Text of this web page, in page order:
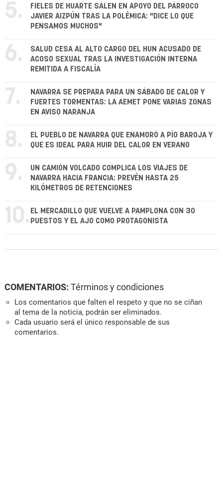
5.
FIELES DE HUARTE SALEN EN APOYO DEL PÁRROCO
JAVIER AIZPÚN TRAS LA POLÉMICA: "DICE LO QUE
PENSAMOS MUCHOS"
6.
SALUD CESA AL ALTO CARGO DEL HUN ACUSADO DE
ACOSO SEXUAL TRAS LA INVESTIGACIÓN INTERNA
REMITIDA A FISCALÍA
7.
NAVARRA SE PREPARA PARA UN SÁBADO DE CALOR Y
FUERTES TORMENTAS: LA AEMET PONE VARIAS ZONAS
EN AVISO NARANJA
8.
EL PUEBLO DE NAVARRA QUE ENAMORÓ A PÍO BAROJA Y
QUE ES IDEAL PARA HUIR DEL CALOR EN VERANO
9.
UN CAMIÓN VOLCADO COMPLICA LOS VIAJES DE
NAVARRA HACIA FRANCIA: PREVÉN HASTA 25
KILÓMETROS DE RETENCIONES
10. EL MERCADILLO QUE VUELVE A PAMPLONA CON 30
PUESTOS Y EL AJO COMO PROTAGONISTA
COMENTARIOS: Términos y condiciones
Los comentarios que falten el respeto y que no se ciñan
al tema de la noticia, podrán ser eliminados.
Cada usuario será el único responsable de sus
comentarios.